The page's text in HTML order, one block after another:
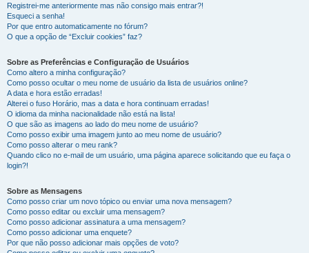
Registrei-me anteriormente mas não consigo mais entrar?!
Esqueci a senha!
Por que entro automaticamente no fórum?
O que a opção de “Excluir cookies” faz?
Sobre as Preferências e Configuração de Usuários
Como altero a minha configuração?
Como posso ocultar o meu nome de usuário da lista de usuários online?
A data e hora estão erradas!
Alterei o fuso Horário, mas a data e hora continuam erradas!
O idioma da minha nacionalidade não está na lista!
O que são as imagens ao lado do meu nome de usuário?
Como posso exibir uma imagem junto ao meu nome de usuário?
Como posso alterar o meu rank?
Quando clico no e-mail de um usuário, uma página aparece solicitando que eu faça o
login?!
Sobre as Mensagens
Como posso criar um novo tópico ou enviar uma nova mensagem?
Como posso editar ou excluir uma mensagem?
Como posso adicionar assinatura a uma mensagem?
Como posso adicionar uma enquete?
Por que não posso adicionar mais opções de voto?